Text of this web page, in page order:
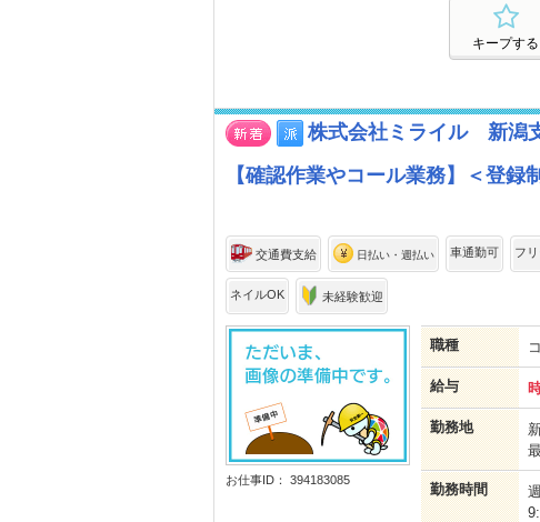
キープする
株式会社ミライル 新潟
【確認作業やコール業務】＜登
交通費支給 日払い・週払い 車通勤可 フ
ネイルOK 未経験歓迎
お仕事ID： 394183085
職種
給与
勤務地
勤務時間